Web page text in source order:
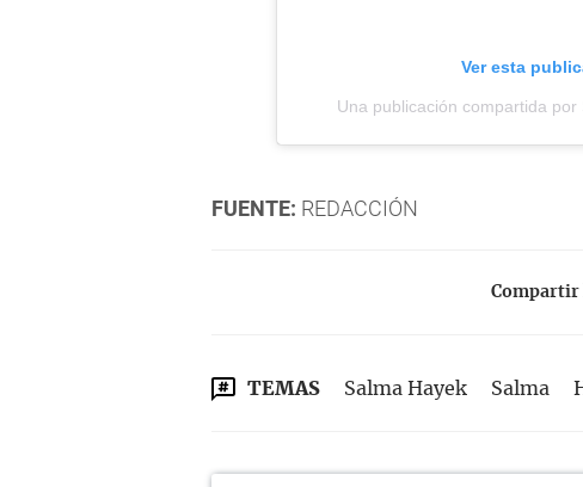
Ver esta
Una publicación compartida
FUENTE: REDACCIÓN
Compartir
TEMAS Salma Hayek Salma